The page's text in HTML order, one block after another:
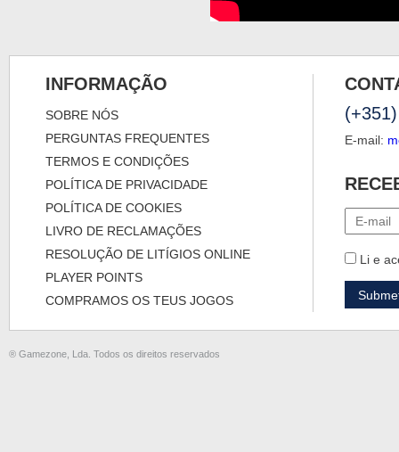
INFORMAÇÃO
SOBRE NÓS
PERGUNTAS FREQUENTES
TERMOS E CONDIÇÕES
POLÍTICA DE PRIVACIDADE
POLÍTICA DE COOKIES
LIVRO DE RECLAMAÇÕES
RESOLUÇÃO DE LITÍGIOS ONLINE
PLAYER POINTS
COMPRAMOS OS TEUS JOGOS
E-mail:
Li e
® Gamezone, Lda. Todos os direitos reservados